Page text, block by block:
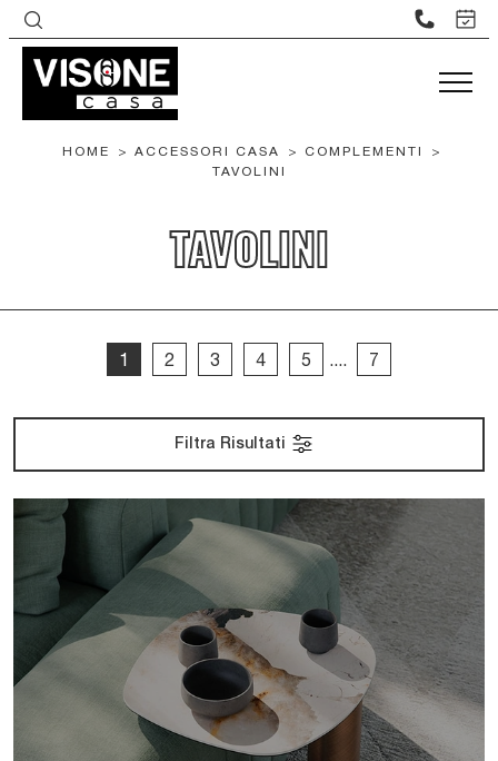
HOME > ACCESSORI CASA > COMPLEMENTI
>
TAVOLINI
TAVOLINI
1 2 3 4 5 .... 7
Filtra Risultati